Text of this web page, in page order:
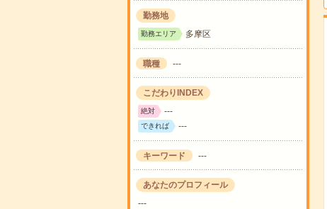
勤務地
勤務エリア 多摩区
職種 ---
こだわりINDEX
絶対 ---
できれば ---
キーワード ---
あなたのプロフィール
---